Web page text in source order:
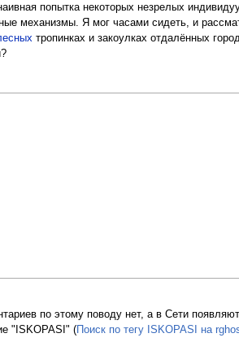
попытка некоторых незрелых
механизмы. Я мог часами сидеть, и
тропинках и закоулках отдалённых
по этому поводу нет, а в Сети
"ISKOPASI" (Поиск по тегу ISKOPASI на